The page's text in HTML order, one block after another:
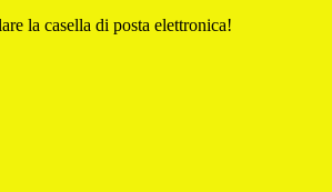
la casella di posta elettronica!